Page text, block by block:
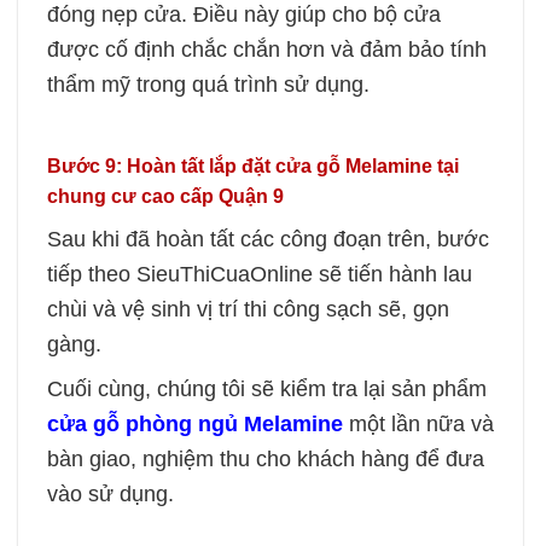
đóng nẹp cửa. Điều này giúp cho bộ cửa
được cố định chắc chắn hơn và đảm bảo tính
thẩm mỹ trong quá trình sử dụng.
Bước 9: Hoàn tất lắp đặt cửa gỗ Melamine tại
chung cư cao cấp Quận 9
Sau khi đã hoàn tất các công đoạn trên, bước
tiếp theo SieuThiCuaOnline sẽ tiến hành lau
chùi và vệ sinh vị trí thi công sạch sẽ, gọn
gàng.
Cuối cùng, chúng tôi sẽ kiểm tra lại sản phẩm
cửa gỗ phòng ngủ Melamine một lần nữa và
bàn giao, nghiệm thu cho khách hàng để đưa
vào sử dụng.